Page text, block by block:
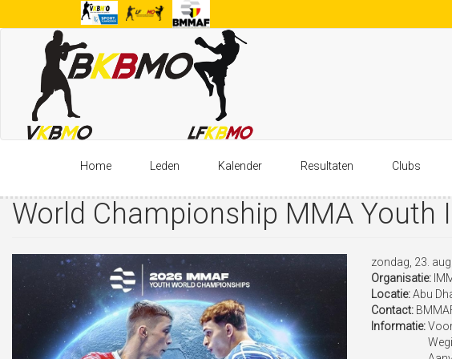
Home Leden Kalender Resultaten Clubs
World Championship MMA Youth
zondag, 23.
Organisatie:
Locatie:Abu
Contact:
Informatie: